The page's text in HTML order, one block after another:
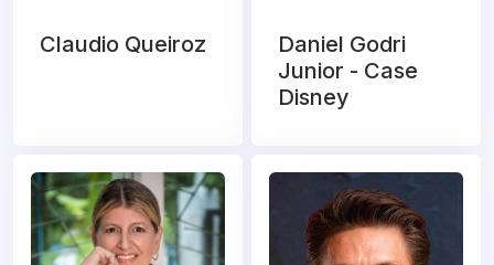
Claudio Queiroz
Daniel Godri
Junior - Case
Disney